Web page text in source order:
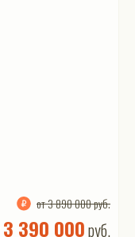
от 3 890 000 руб.
3 390 000руб.